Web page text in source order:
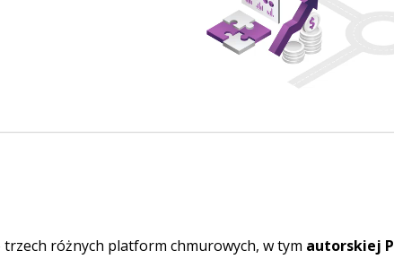
różnych platform chmurowych, w tym autorskiej